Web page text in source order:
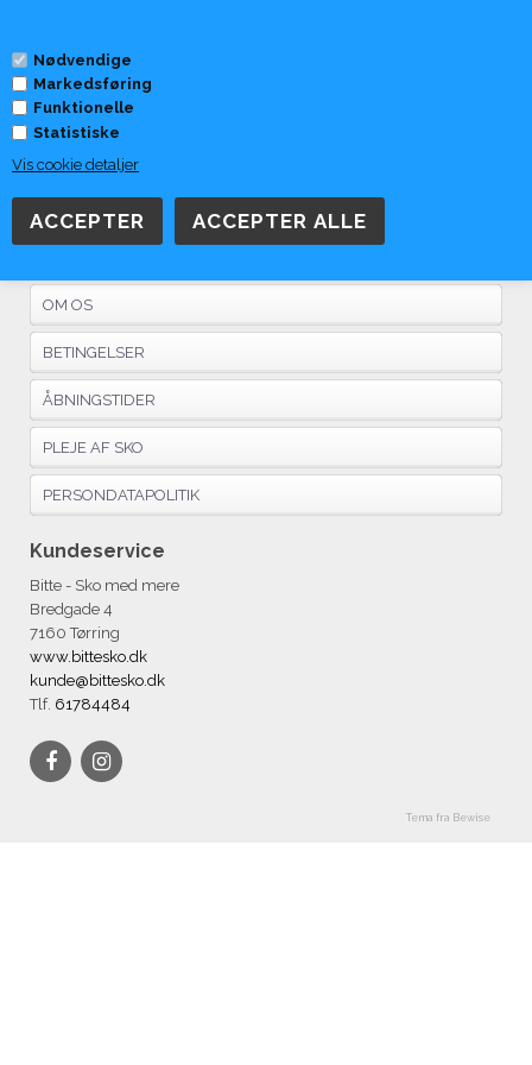
Nødvendige
Markedsføring
Funktionelle
Statistiske
Vis cookie detaljer
Ingen varer fundet
OM OS
BETINGELSER
ÅBNINGSTIDER
PLEJE AF SKO
PERSONDATAPOLITIK
Kundeservice
Bitte - Sko med mere
Bredgade 4
7160 Tørring
www.bittesko.dk
kunde@bittesko.dk
Tlf. 61784484
Tema fra Bewise